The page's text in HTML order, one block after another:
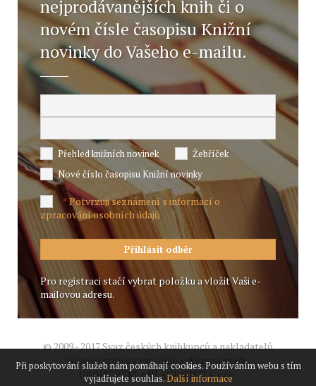
nejprodávanějších knih či o
novém čísle časopisu Knižní
novinky do Vašeho e-mailu.
Přehled knižních novinek
Žebříček
Nové číslo časopisu Knižní novinky
*Potvrzuji seznámení s informací o
zpracování osobních údajů
Pro registraci stačí vybrat položku a vložit Vaši e-
mailovou adresu.
© 2009 - 2017 Svaz českých knihkupců a nakladatelů
Webové stránky vytvořilo reklamní studio
JIROUT REKLANÍ AGENTURA s.r.o.
Při poskytování služeb nám pomáhají cookies. Používáním webu s tím
vyjadřujete souhlas.Další informace